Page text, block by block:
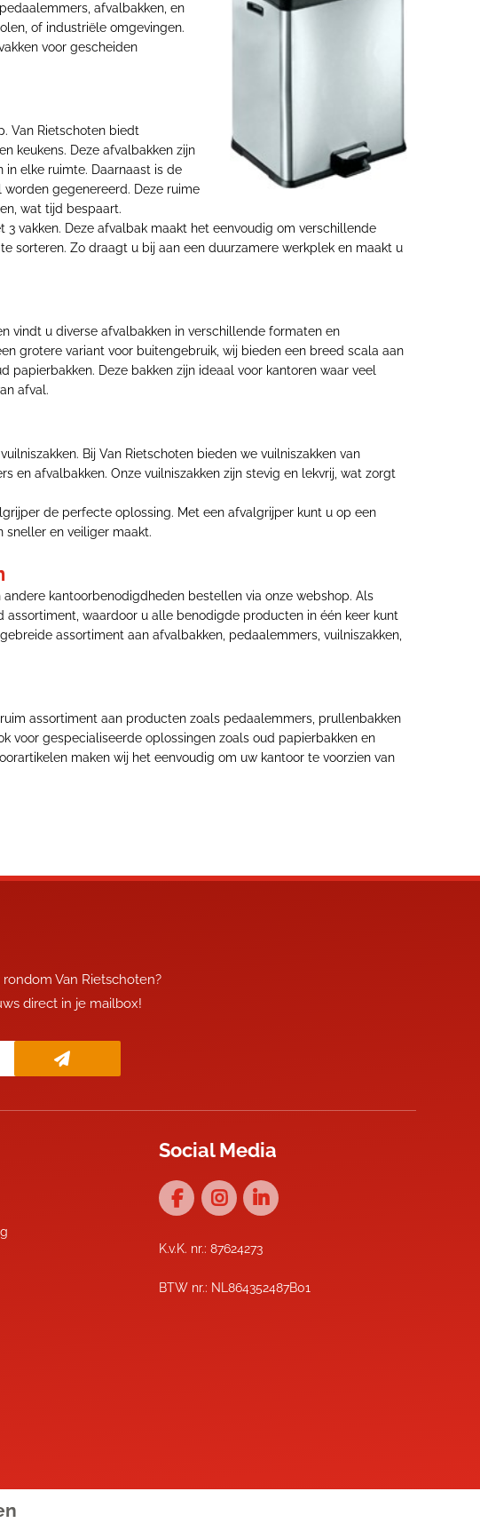
afvalbakken, en
of industriële omgevingen.
voor gescheiden
Van Rietschoten biedt
keukens. Deze afvalbakken zijn
elke ruimte. Daarnaast is de
gegenereerd. Deze ruime
wat tijd bespaart.
vakken. Deze afvalbak maakt het eenvoudig om verschillende
sorteren. Zo draagt u bij aan een duurzamere werkplek en maakt u
vindt u diverse afvalbakken in verschillende formaten en
grotere variant voor buitengebruik, wij bieden een breed scala aan
Deze bakken zijn ideaal voor kantoren waar veel
afval.
Bij Van Rietschoten bieden we vuilniszakken van
en afvalbakken. Onze vuilniszakken zijn stevig en lekvrij, wat zorgt
de perfecte oplossing. Met een afvalgrijper kunt u op een
sneller en veiliger maakt.
kantoorbenodigdheden bestellen via onze webshop. Als
waardoor u alle benodigde producten in één keer kunt
assortiment aan afvalbakken, pedaalemmers, vuilniszakken,
assortiment aan producten zoals pedaalemmers, prullenbakken
voor gespecialiseerde oplossingen zoals oud papierbakken en
maken wij het eenvoudig om uw kantoor te voorzien van
Van Rietschoten?
direct in je mailbox!
Social Media
K.v.K. nr.: 87624273
BTW nr.: NL864352487B01